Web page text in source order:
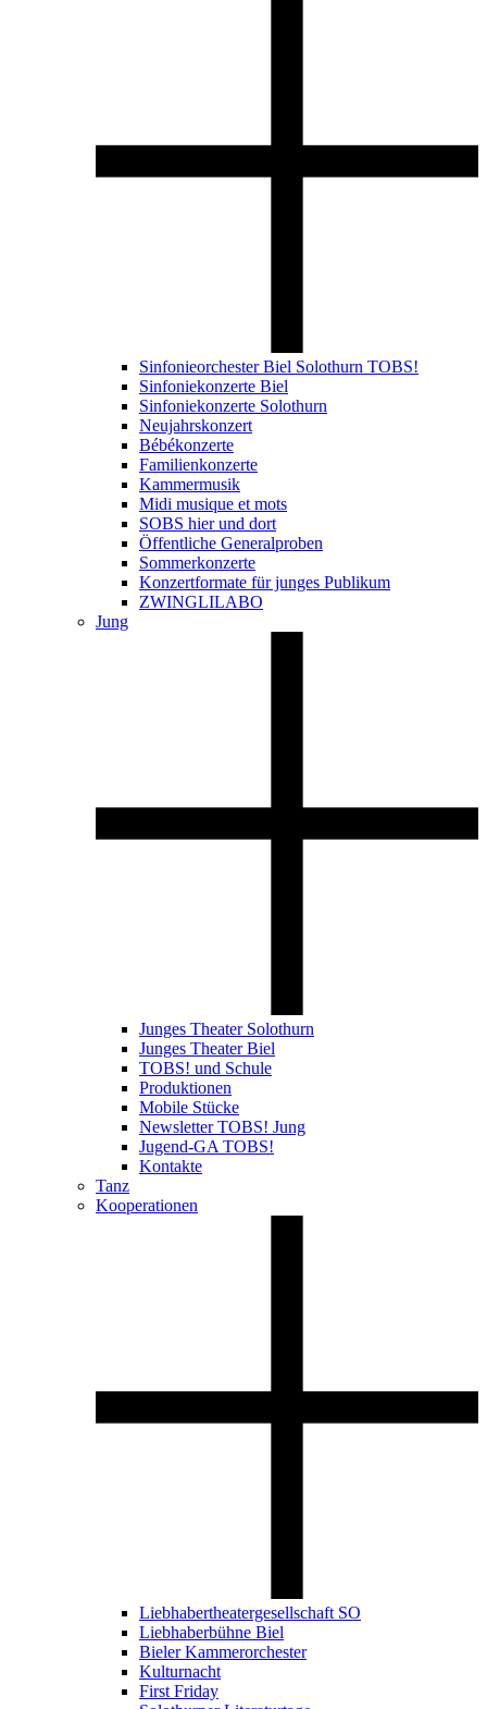
Sinfonieorchester Biel Solothurn TOBS!
Sinfoniekonzerte Biel
Sinfoniekonzerte Solothurn
Neujahrskonzert
Bébékonzerte
Familienkonzerte
Kammermusik
Midi musique et mots
SOBS hier und dort
Öffentliche Generalproben
Sommerkonzerte
Konzertformate für junges Publikum
ZWINGLILABO
Jung
Junges Theater Solothurn
Junges Theater Biel
TOBS! und Schule
Produktionen
Mobile Stücke
Newsletter TOBS! Jung
Jugend-GA TOBS!
Kontakte
Tanz
Kooperationen
Liebhabertheatergesellschaft SO
Liebhaberbühne Biel
Bieler Kammerorchester
Kulturnacht
First Friday